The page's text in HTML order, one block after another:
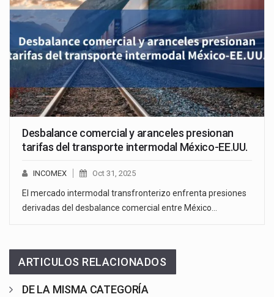
Desbalance comercial y aranceles presionan
tarifas del transporte intermodal México-EE.UU.
INCOMEX Oct 31, 2025
El mercado intermodal transfronterizo enfrenta presiones
derivadas del desbalance comercial entre México…
ARTICULOS RELACIONADOS
DE LA MISMA CATEGORÍA